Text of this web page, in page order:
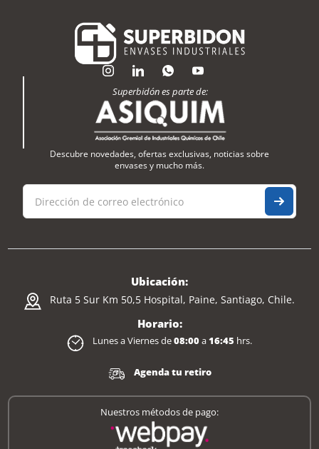
Superbidón es parte de:
Descubre novedades, ofertas exclusivas, noticias sobre
envases y mucho más.
Ubicación:
Ruta 5 Sur Km 50,5 Hospital, Paine, Santiago, Chile.
Horario:
Lunes a Viernes de08:00a16:45 hrs.
Agenda tu retiro
Nuestros métodos de pago: